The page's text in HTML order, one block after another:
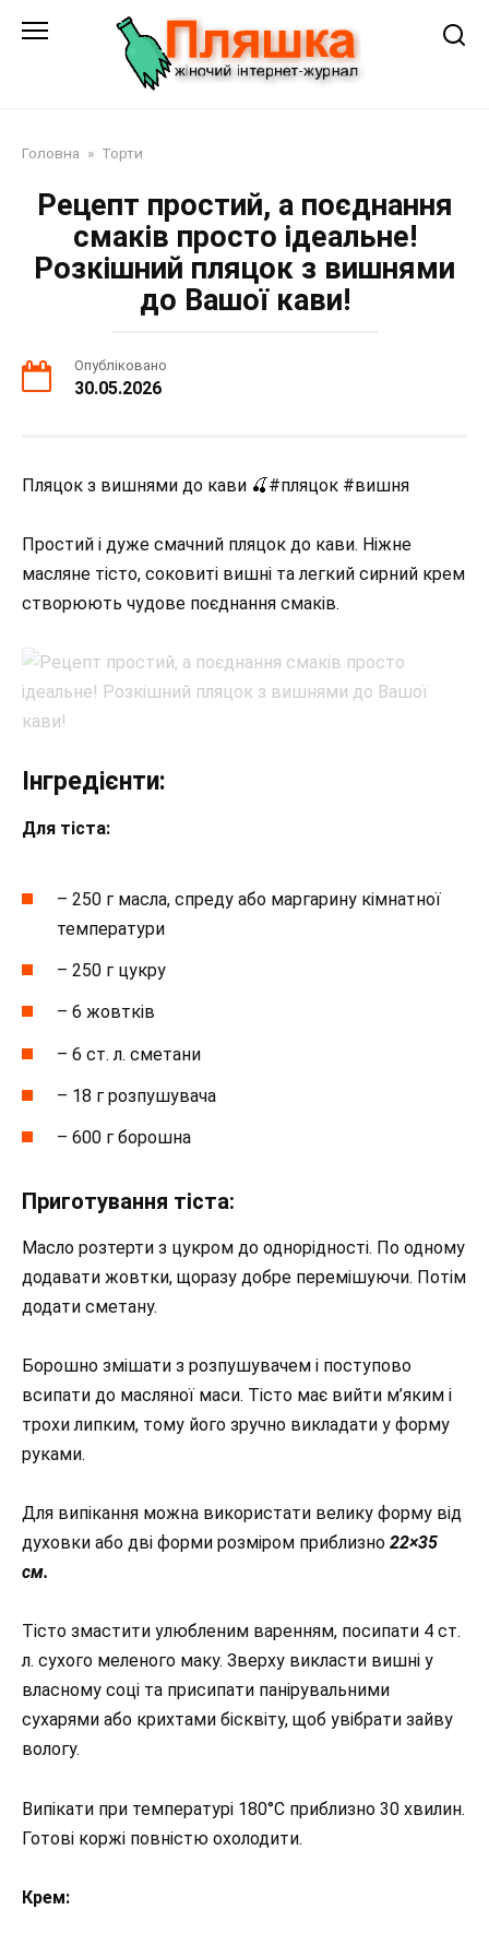
Головна » Торти
Рецепт простий, а поєднання
смаків просто ідеальне!
Розкішний пляцок з вишнями
до Вашої кави!
Опубліковано
30.05.2026
Пляцок з вишнями до кави 🍒#пляцок #вишня
Простий і дуже смачний пляцок до кави. Ніжне
масляне тісто, соковиті вишні та легкий сирний крем
створюють чудове поєднання смаків.
Інгредієнти:
Для тіста:
– 250 г масла, спреду або маргарину кімнатної
температури
– 250 г цукру
– 6 жовтків
– 6 ст. л. сметани
– 18 г розпушувача
– 600 г борошна
Приготування тіста:
Масло розтерти з цукром до однорідності. По одному
додавати жовтки, щоразу добре перемішуючи. Потім
додати сметану.
Борошно змішати з розпушувачем і поступово
всипати до масляної маси. Тісто має вийти м’яким і
трохи липким, тому його зручно викладати у форму
руками.
Для випікання можна використати велику форму від
духовки або дві форми розміром приблизно 22×35
см.
Тісто змастити улюбленим варенням, посипати 4 ст.
л. сухого меленого маку. Зверху викласти вишні у
власному соці та присипати панірувальними
сухарями або крихтами бісквіту, щоб увібрати зайву
вологу.
Випікати при температурі 180°C приблизно 30 хвилин.
Готові коржі повністю охолодити.
Крем: